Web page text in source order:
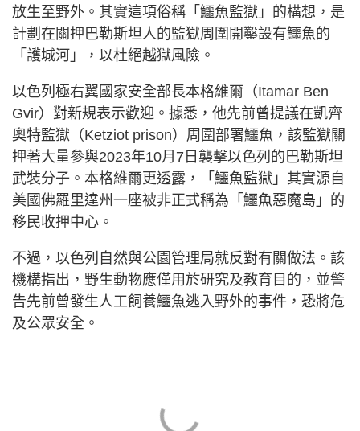
放生至野外。其實這項俗稱「鱷魚監獄」的構想，是
計劃在關押巴勒斯坦人的監獄周圍開鑿設有鱷魚的
「護城河」，以杜絕越獄風險。
以色列極右翼國家安全部長本格維爾（Itamar Ben
Gvir）對新規表示歡迎。據悉，他先前曾提議在凱齊
奧特監獄（Ketziot prison）周圍部署鱷魚，該監獄關
押著大量參與2023年10月7日襲擊以色列的巴勒斯坦
武裝分子。本格維爾更透露，「鱷魚監獄」其實源自
美國佛羅里達州一座被非正式稱為「鱷魚惡魔島」的
移民收押中心。
不過，以色列自然與公園管理局就反對有關做法。該
機構指出，野生動物應僅用於研究及教育目的，並警
告先前曾發生人工飼養鱷魚逃入野外的事件，恐將危
及公眾安全。